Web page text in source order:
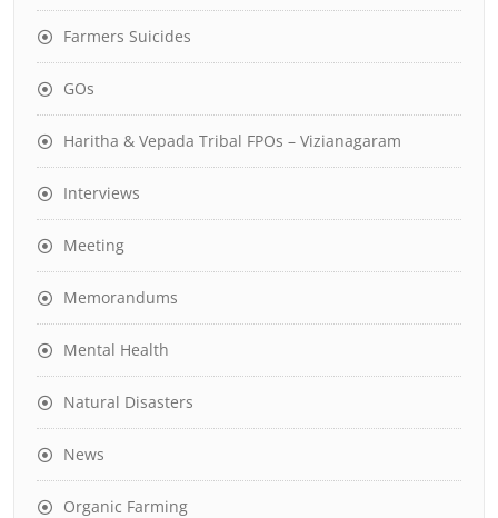
Farmers Suicides
GOs
Haritha & Vepada Tribal FPOs – Vizianagaram
Interviews
Meeting
Memorandums
Mental Health
Natural Disasters
News
Organic Farming